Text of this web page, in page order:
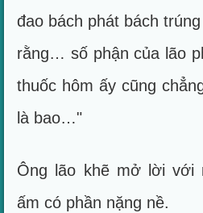
đao bách phát bách
rằng… số phận của lão
thuốc hôm ấy cũng
là bao…"
Ông lão khẽ mở lời với
ấm có phần nặng nề.